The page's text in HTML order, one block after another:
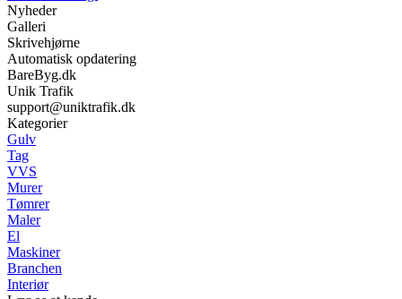
Nyheder
Galleri
Skrivehjørne
Automatisk opdatering
BareByg.dk
Unik Trafik
support@uniktrafik.dk
Kategorier
Gulv
Tag
VVS
Murer
Tømrer
Maler
El
Maskiner
Branchen
Interiør